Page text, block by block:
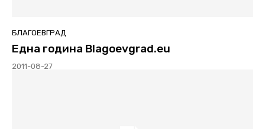
БЛАГОЕВГРАД
Една година Blagoevgrad.eu
2011-08-27